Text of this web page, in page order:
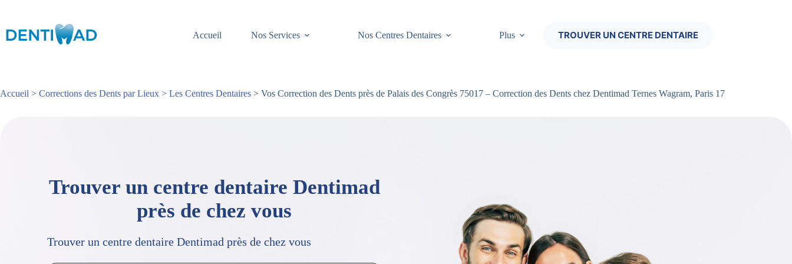
Accueil
Nos Services Nos Centres Dentaires Plus TROUVER UN CENTRE DENTAIRE
Accueil > Corrections des Dents par Lieux > Les Centres Dentaires > Vos Correction des Dents près de Palais des Congrès 75017 – Correction des Dents chez Dentimad Ternes Wagram, Paris 17
Trouver un centre dentaire Dentimad
près de chez vous
Trouver un centre dentaire Dentimad près de chez vous